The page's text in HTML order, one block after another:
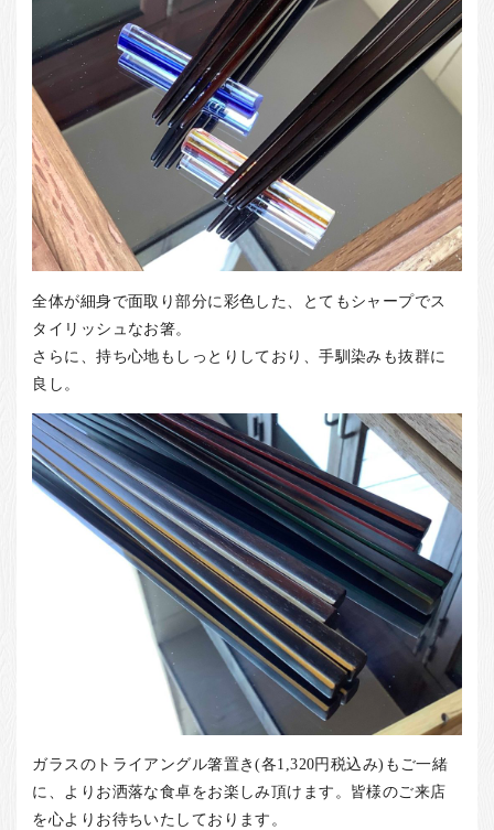
全体が細身で面取り部分に彩色した、とてもシャープでス
タイリッシュなお箸。
さらに、持ち心地もしっとりしており、手馴染みも抜群に
良し。
ガラスのトライアングル箸置き(各1,320円税込み)もご一緒
に、よりお洒落な食卓をお楽しみ頂けます。皆様のご来店
を心よりお待ちいたしております。